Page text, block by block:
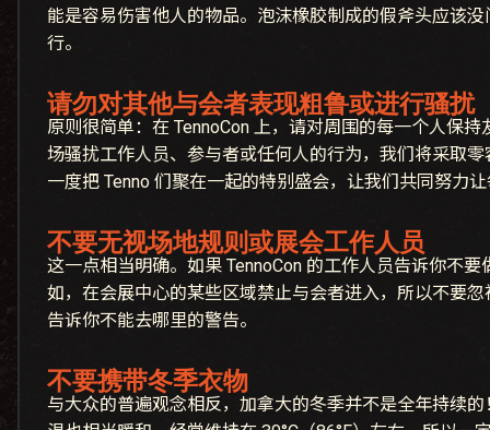
能是容易伤害他人的物品。泡沫橡胶制成的假斧头应该
行。
请勿对其他与会者表现粗鲁或进行骚扰
原则很简单：在 TennoCon 上，请对周围的每一个人保
场骚扰工作人员、参与者或任何人的行为，我们将采取零
一度把 Tenno 们聚在一起的特别盛会，让我们共同努力
不要无视场地规则或展会工作人员
这一点相当明确。如果 TennoCon 的工作人员告诉你不
如，在会展中心的某些区域禁止与会者进入，所以不要
告诉你不能去哪里的警告。
不要携带冬季衣物
与大众的普遍观念相反，加拿大的冬季并不是全年持续